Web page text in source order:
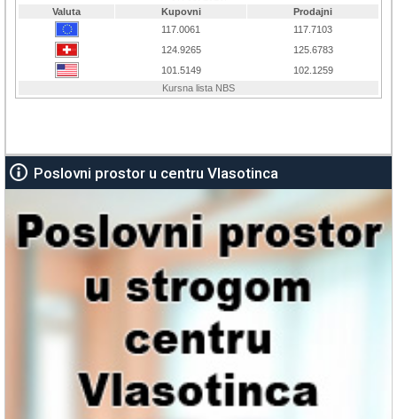
Poslovni prostor u centru Vlasotinca